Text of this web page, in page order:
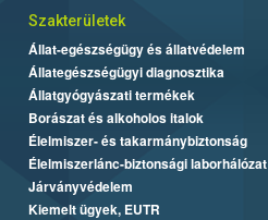
Szakterületek
Állat-egészségügy és állatvédelem
Állategészségügyi diagnosztika
Állatgyógyászati termékek
Borászat és alkoholos italok
Élelmiszer- és takarmánybiztonság
Élelmiszerlánc-biztonsági laborhálózat
Járványvédelem
Kiemelt ügyek, EUTR